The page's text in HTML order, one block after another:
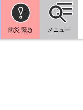
防災 緊急 メニュー